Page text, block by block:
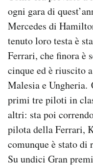
ogni gara di
Mercedes di
tenuto loro testa è
Ferrari, che finora è
cinque ed è riuscito
Malesia e Ungheria.
primi tre piloti in
altri: sta poi
pilota della Ferrari,
comunque è stato
Su undici Gran